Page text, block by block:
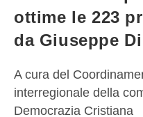
ottime le 223
da Giuseppe
A cura del
interregionale della
Democrazia Cristiana